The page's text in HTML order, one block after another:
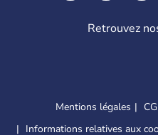
Retrouvez
Mentions légales
Informations relatives aux